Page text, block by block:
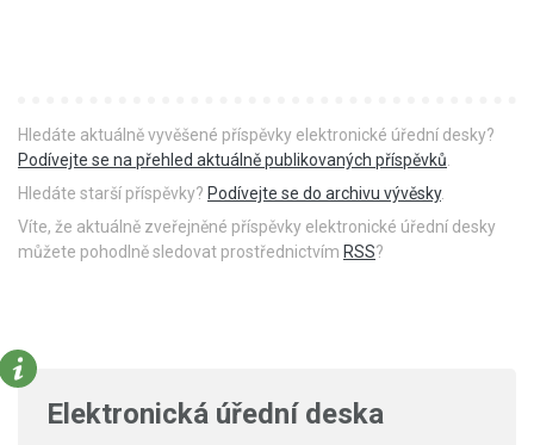
Hledáte aktuálně vyvěšené příspěvky elektronické úřední desky?
Podívejte se na přehled aktuálně publikovaných příspěvků
Hledáte starší příspěvky? Podívejte se do archivu vývěsky.
Víte, že aktuálně zveřejněné příspěvky elektronické úřední desky
můžete pohodlně sledovat prostřednictvím RSS?
Elektronická úřední deska